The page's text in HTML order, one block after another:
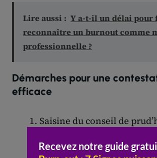
Lire aussi : Y a-t-il un délai pour
reconnaître un burnout comme
professionnelle ?
Démarches pour une
efficace
Saisine du conseil de
Présentation d’un dossier
complet